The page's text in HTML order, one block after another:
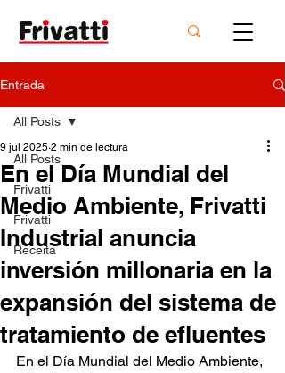
Entrada
All Posts
Frivatti
Frivatti
Receita
All Posts
En el Día Mundial del
Medio Ambiente, Frivatti
Industrial anuncia
inversión millonaria en la
expansión del sistema de
tratamiento de efluentes
9 jul 2025 2 min de lectura
En el Día Mundial del Medio Ambiente,